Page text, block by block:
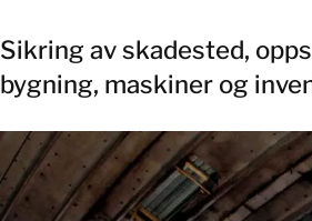
Sikring av skadested,
bygning, maskiner og